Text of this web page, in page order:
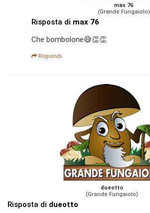
max 76
(Grande Fungaiolo)
Risposta di max 76
Che bombolone😅👏👏
Rispondi
dueotto
(Grande Fungaiolo)
Risposta di dueotto